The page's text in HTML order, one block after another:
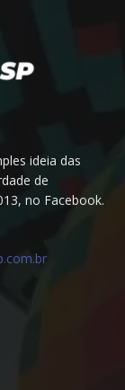
ideia das
de
no Facebook.